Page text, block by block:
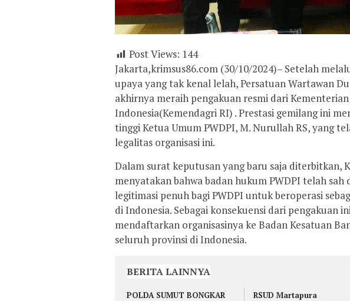
Post Views: 144
Jakarta,krimsus86.com (30/10/2024)– Setelah
upaya yang tak kenal lelah, Persatuan Wartawan
akhirnya meraih pengakuan resmi dari
Indonesia(Kemendagri RI) . Prestasi gemilang ini
tinggi Ketua Umum PWDPI, M. Nurullah RS, yang
legalitas organisasi ini.
Dalam surat keputusan yang baru saja diterbitkan,
menyatakan bahwa badan hukum PWDPI telah
legitimasi penuh bagi PWDPI untuk beroperasi
di Indonesia. Sebagai konsekuensi dari pengakuan
mendaftarkan organisasinya ke Badan Kesatuan
seluruh provinsi di Indonesia.
BERITA LAINNYA
POLDA SUMUT BONGKAR
RSUD Martapura